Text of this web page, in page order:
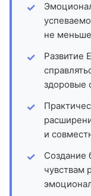
не
Развитие
здоровые
и
Создание
чувствам